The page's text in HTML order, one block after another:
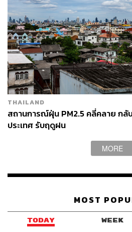
THAILAND
สถานการณ์ฝุ่น PM2.5 คลี่คลาย ก
ประเทศ รับฤดูฝน
MORE
MOST
TODAY WEEK